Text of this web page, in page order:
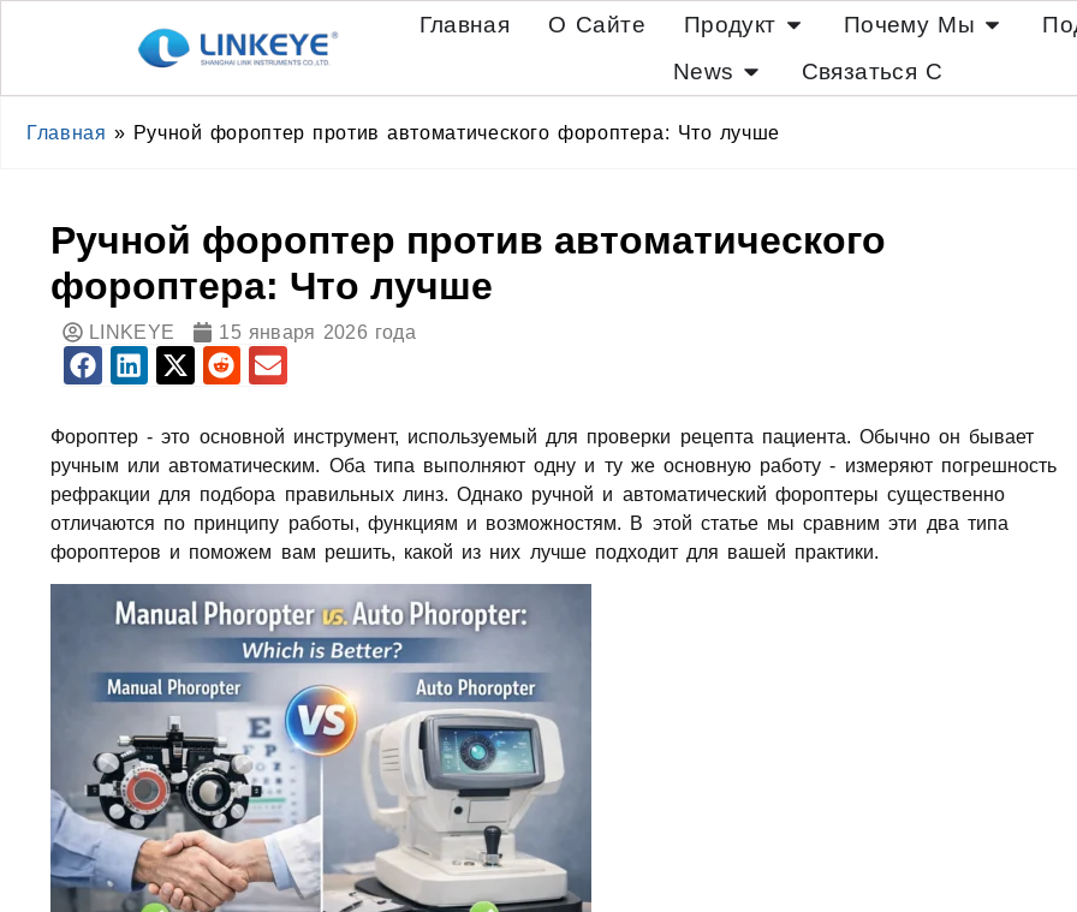
Главная О Сайте Продукт Почему Мы
News
Связаться С
Главная » Ручной фороптер против автоматического фороптера: Что лучше
Ручной фороптер против автоматического
фороптера: Что лучше
LINKEYE 15 января 2026 года
Фороптер - это основной инструмент, используемый для проверки рецепта пациента. Обычно он бывает
ручным или автоматическим. Оба типа выполняют одну и ту же основную работу - измеряют погрешность
рефракции для подбора правильных линз. Однако ручной и автоматический фороптеры существенно
отличаются по принципу работы, функциям и возможностям. В этой статье мы сравним эти два типа
фороптеров и поможем вам решить, какой из них лучше подходит для вашей практики.